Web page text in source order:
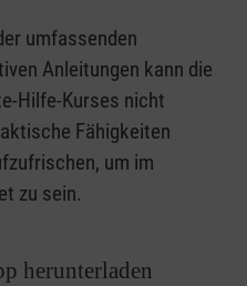
umfassenden
Anleitungen kann die
Hilfe-Kurses nicht
Fähigkeiten
um im
zu sein.
herunterladen